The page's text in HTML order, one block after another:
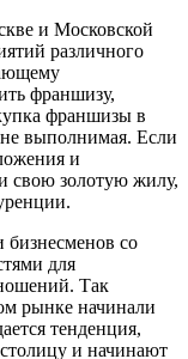
и Московской
различного
франшизу,
франшизы в
выполнимая. Если
и
свою золотую жилу,
бизнесменов со
для
Так
рынке начинали
тенденция,
и начинают